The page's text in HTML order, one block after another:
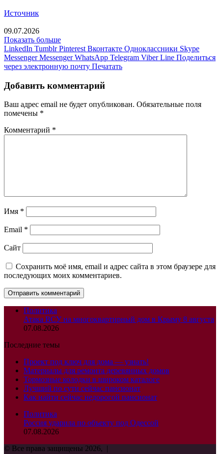
Источник
09.07.2026
Показать больше
LinkedIn Tumblr Pinterest Вконтакте Одноклассники Skype
Messenger Messenger WhatsApp Telegram Viber Line Поделиться
через электронную почту Печатать
Добавить комментарий
Ваш адрес email не будет опубликован. Обязательные поля
помечены *
Комментарий *
Имя *
Email *
Сайт
Сохранить моё имя, email и адрес сайта в этом браузере для
последующих моих комментариев.
Политика
Атака ВСУ на многоквартирный дом в Крыму 8 августа
07.08.2026
Последние темы
Проект под ключ для дома — узнать!
Материалы для ремонта деревянных домов
Тормозные колодки в широком каталоге
Лучший по сути сейчас пансионат
Как найти сейчас недорогой пансионат
Политика
Россия ударила по объекту под Одессой
07.08.2026
© Все права защищены 2026, |